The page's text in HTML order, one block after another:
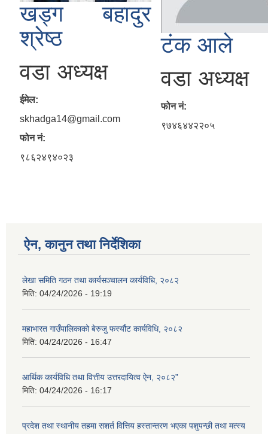
खड्ग बहादुर
श्रेष्ठ
वडा अध्यक्ष
ईमेल:
skhadga14@gmail.com
फोन नं:
९८६२४९४०२३
टंक आले
वडा अध्यक्ष
फोन नं:
९७४६४४२२०५
ऐन, कानुन तथा निर्देशिका
लेखा समिति गठन तथा कार्यसञ्चालन कार्यविधि, २०८२
मिति: 04/24/2026 - 19:19
महाभारत गाउँपालिकाको बेरुजु फर्स्यौट कार्यविधि, २०८२
मिति: 04/24/2026 - 16:47
आर्थिक कार्यविधि तथा वित्तीय उत्तरदायित्व ऐन, २०८२”
मिति: 04/24/2026 - 16:17
प्रदेश तथा स्थानीय तहमा सशर्त वित्तिय हस्तान्तरण भएका पशुपन्छी तथा मत्स्य